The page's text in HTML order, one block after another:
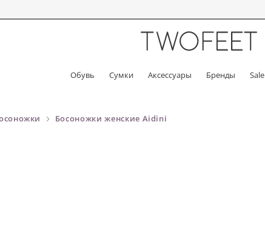
Обувь Сумки Аксессуары Бренды Sale
Босоножки женские Aidini